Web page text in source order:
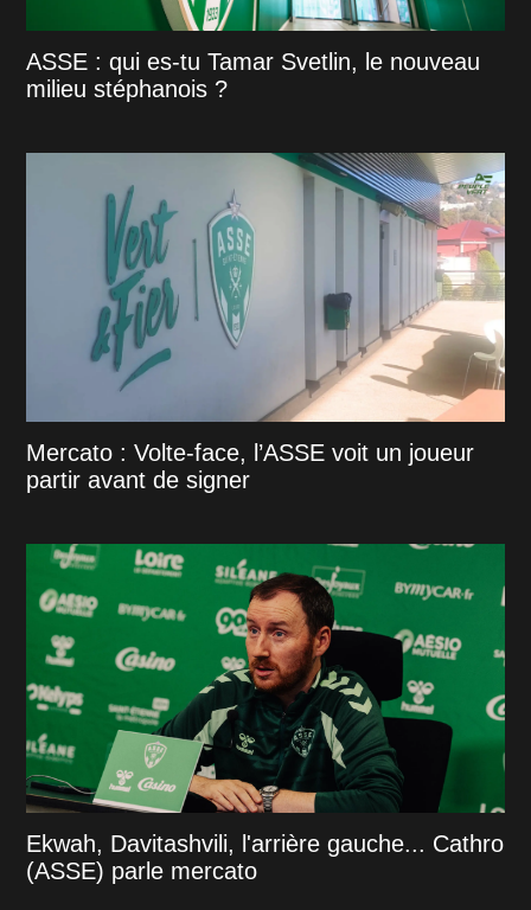
ASSE : qui es-tu Tamar Svetlin, le nouveau
milieu stéphanois ?
Mercato : Volte-face, l’ASSE voit un joueur
partir avant de signer
Ekwah, Davitashvili, l'arrière gauche... Cathro
(ASSE) parle mercato